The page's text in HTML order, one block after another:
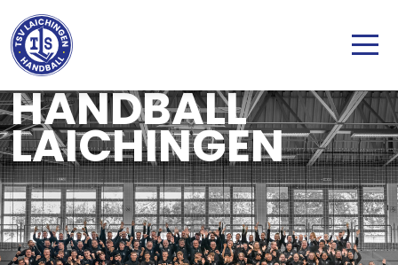
Direkt zum Inhalt
HANDBALL
LAICHINGEN